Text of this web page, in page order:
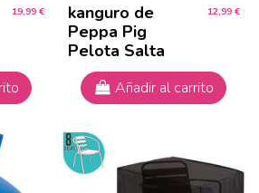
19,99 €
kanguro de
Peppa Pig
Pelota Salta
12,99 €
Añadir al carrito